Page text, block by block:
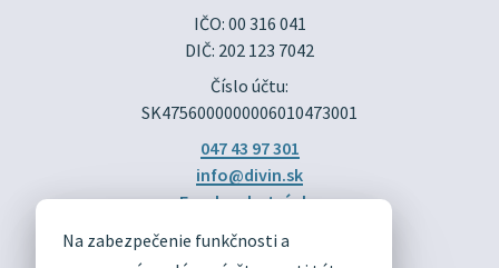
Na zabezpečenie funkčnosti a
IČO: 00 316 041
DIČ: 202 123 7042
Číslo účtu:
SK4756000000006010473001
047 43 97 301
info@divin.sk
Facebook stránka